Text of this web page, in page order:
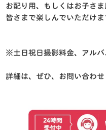
お配り用、もしくはお子さ
皆さまで楽しんでいただけ
※土日祝日撮影料金、アル
詳細は、ぜひ、お問い合わせ